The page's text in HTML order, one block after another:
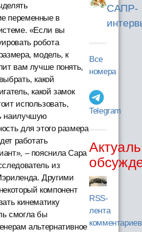
переменные в
«Если вы
робота
модель, к
вам лучше понять,
какой
какой замок
использовать,
наилучшую
для этого размера
работать
– пояснила Сара
из
Другими
компонент
кинематику
смогла бы
альтернативное
САПР-
Все
номера
Telegram
RSS-
лента
комментариев